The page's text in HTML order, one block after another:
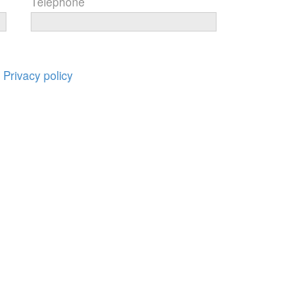
Privacy policy